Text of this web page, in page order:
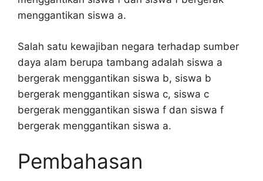
menggantikan siswa a.
Salah satu kewajiban negara terhadap sumber
daya alam berupa tambang adalah siswa a
bergerak menggantikan siswa b, siswa b
bergerak menggantikan siswa c, siswa c
bergerak menggantikan siswa f dan siswa f
bergerak menggantikan siswa a.
Pembahasan